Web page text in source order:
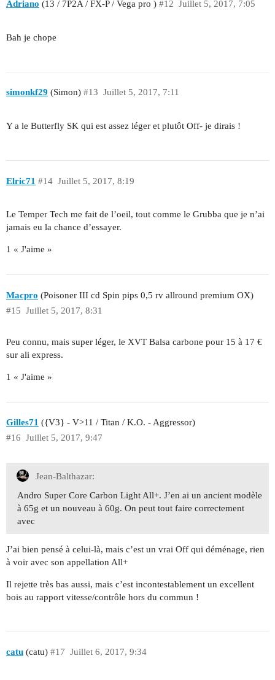
Adriano (13 / 7P2A / FX-P / Vega pro ) Juillet 5, 2017, 7:05
#12
Bah je chope
simonkf29 (Simon) Juillet 5, 2017, 7:11
#13
Y a le Butterfly SK qui est assez léger et plutôt Off- je dirais !
Elric71 Juillet 5, 2017, 8:19
#14
Le Temper Tech me fait de l’oeil, tout comme le Grubba que je n’ai
jamais eu la chance d’essayer.
1 « J'aime »
Macpro (Poisoner III cd Spin pips 0,5 rv allround premium OX)
Juillet 5, 2017, 8:31
#15
Peu connu, mais super léger, le XVT Balsa carbone pour 15 à 17 €
sur ali express.
1 « J'aime »
Gilles71 ({V3} - V>11 / Titan / K.O. - Aggressor)
Juillet 5, 2017, 9:47
#16
Jean-Balthazar:
Andro Super Core Carbon Light All+. J’en ai un ancient modèle
à 65g et un nouveau à 60g. On peut tout faire correctement
avec
J’ai bien pensé à celui-là, mais c’est un vrai Off qui déménage, rien
à voir avec son appellation All+
Il rejette très bas aussi, mais c’est incontestablement un excellent
bois au rapport vitesse/contrôle hors du commun !
catu (catu) Juillet 6, 2017, 9:34
#17